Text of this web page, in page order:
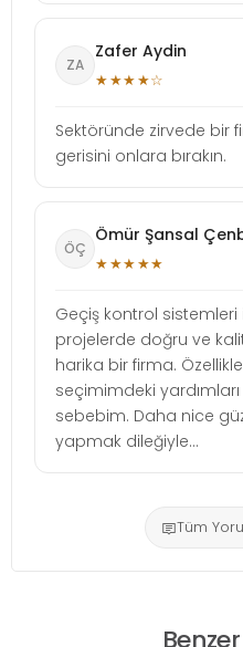
ZA
Zafer Aydin
★★★★☆
Sektöründe zirvede bir
gerisini onlara bırakın.
ÖÇ
Ömür Şansal
★★★★★
Geçiş kontrol
projelerde doğru ve
harika bir firma.
seçimimdeki
sebebim. Daha nice
yapmak dileğiyle...
Tüm